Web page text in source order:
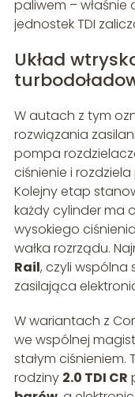
paliwem –
jednostek TDI
Układ
W autach z tym
rozwiązania
pompa
ciśnienie i
Kolejny etap
każdy cylinder ma
wysokiego
wałka rozrządu.
Rail, czyli wspólna
zasilająca
W wariantach z
we wspólnej
stałym ciśnieniem.
rodziny 2.0 TDI CR